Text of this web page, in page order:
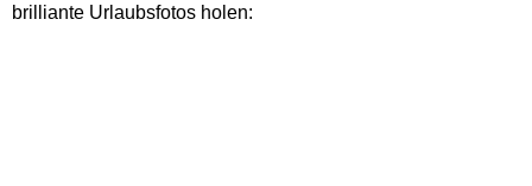
brilliante Urlaubsfotos holen: